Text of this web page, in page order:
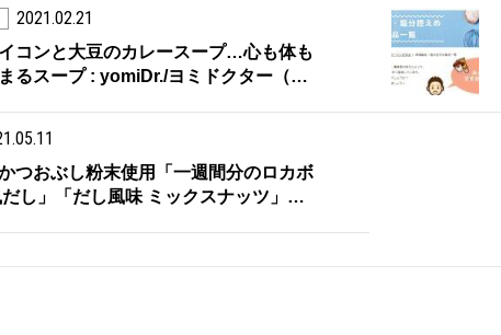
2021.02.21
コンと大豆のカレースープ…心も体も
るスープ : yomiDr./ヨミドクター（…
つおぶし粉末使用「一週間分のロカボ
し」「だし風味 ミックスナッツ」…